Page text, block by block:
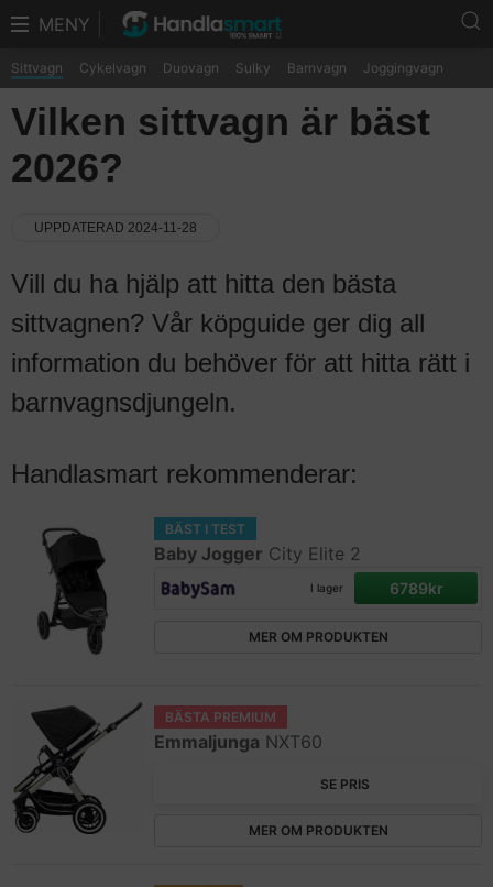
MENY
Sittvagn Cykelvagn Duovagn Sulky Barnvagn Joggingvagn
Vilken sittvagn är bäst
2026?
UPPDATERAD 2024-11-28
Vill du ha hjälp att hitta den bästa
sittvagnen? Vår köpguide ger dig all
information du behöver för att hitta rätt i
barnvagnsdjungeln.
Handlasmart rekommenderar:
BÄST I TEST
Baby Jogger City Elite 2
I lager 6789kr
MER OM PRODUKTEN
BÄSTA PREMIUM
Emmaljunga NXT60
SE PRIS
MER OM PRODUKTEN